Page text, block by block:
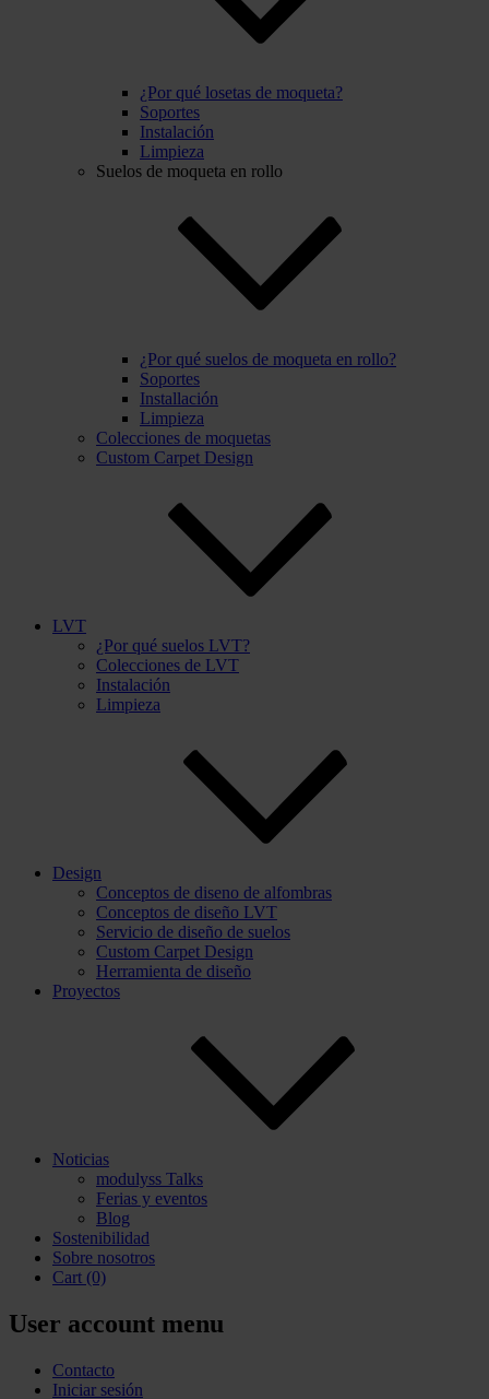
¿Por qué losetas de moqueta?
Soportes
Instalación
Limpieza
Suelos de moqueta en rollo
¿Por qué suelos de moqueta en rollo?
Soportes
Installación
Limpieza
Colecciones de moquetas
Custom Carpet Design
LVT
¿Por qué suelos LVT?
Colecciones de LVT
Instalación
Limpieza
Design
Conceptos de diseno de alfombras
Conceptos de diseño LVT
Servicio de diseño de suelos
Custom Carpet Design
Herramienta de diseño
Proyectos
Noticias
modulyss Talks
Ferias y eventos
Blog
Sostenibilidad
Sobre nosotros
Cart (0)
User account menu
Contacto
Iniciar sesión